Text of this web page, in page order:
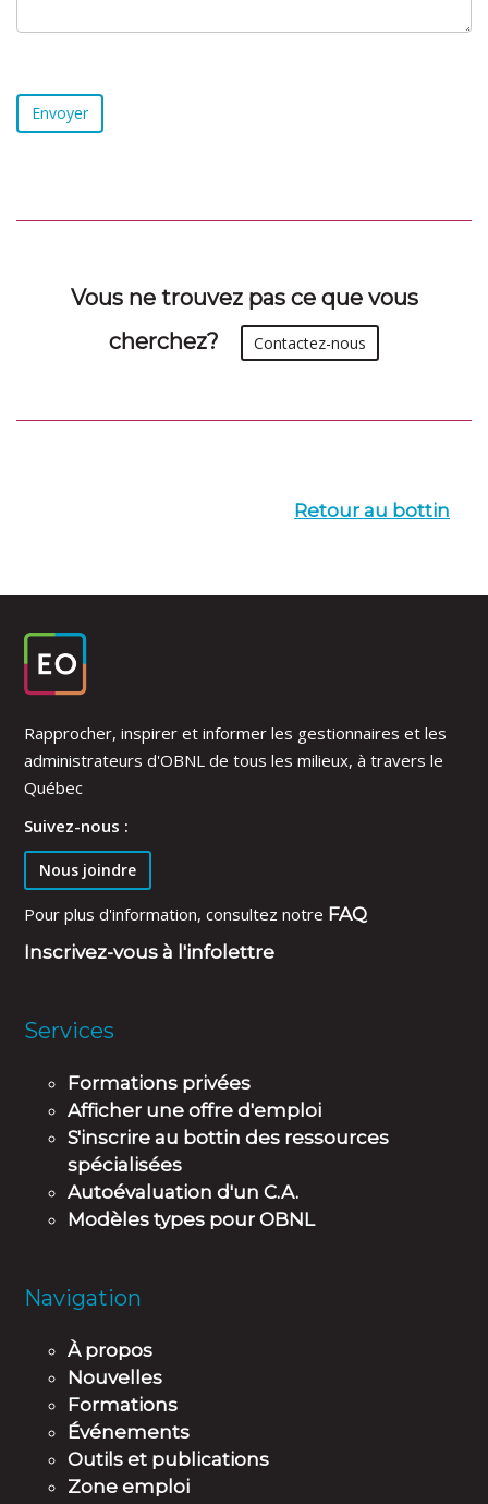
Vous ne trouvez pas ce que vous
cherchez?
Contactez-nous
Retour au bottin
Rapprocher, inspirer et informer les gestionnaires et les
administrateurs d'OBNL de tous les milieux, à travers le
Québec
Suivez-nous :
Nous joindre
Pour plus d'information, consultez notre FAQ
Inscrivez-vous à l'infolettre
Services
Formations privées
Afficher une offre d'emploi
S'inscrire au bottin des ressources
spécialisées
Autoévaluation d'un C.A.
Modèles types pour OBNL
Navigation
À propos
Nouvelles
Formations
Événements
Outils et publications
Zone emploi